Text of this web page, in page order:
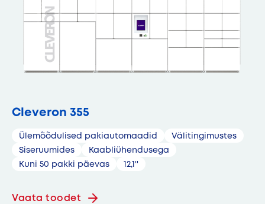
Cleveron 355
Ülemõõdulised pakiautomaadid
Välitingimustes
Siseruumides
Kaabliühendusega
Kuni 50 pakki päevas
12,1''
Vaata toodet